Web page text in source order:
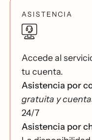
ASISTENCIA
Accede al
tu cuenta.
Asistencia por
gratuita y
24/7
Asistencia por